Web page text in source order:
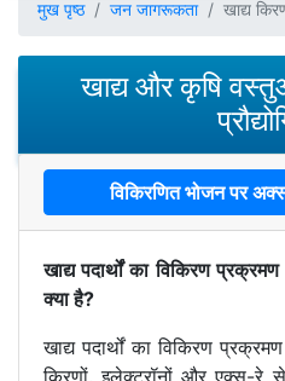
मुख पृष्ठ जन जागरूकता खाद्य
खाद्य और कृषि
विकिरणित भोजन पर
खाद्य पदार्थों का विकिरण
क्या है?
खाद्य पदार्थों का विकिरण
किरणों, इलेक्ट्रॉनों और एक्स-रे